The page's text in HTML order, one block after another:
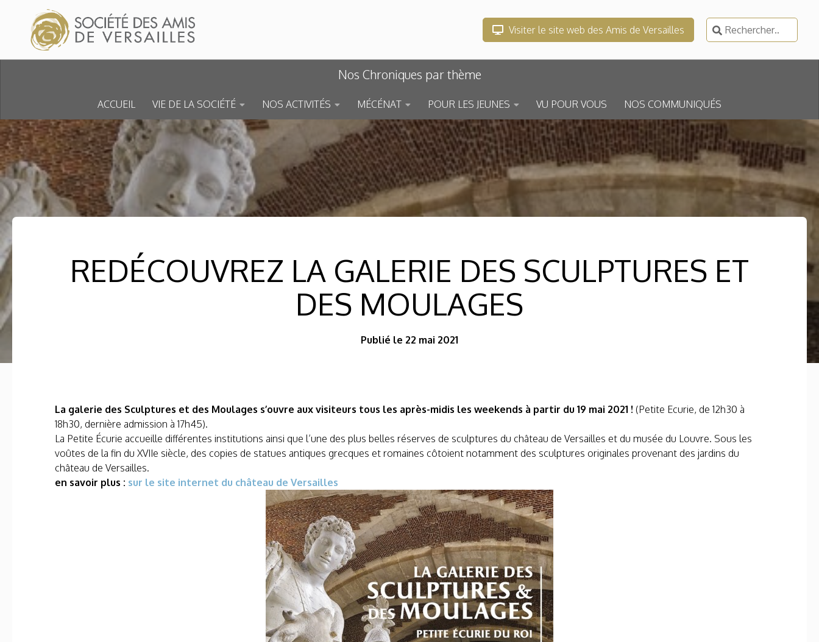
Skip to content
Visiter le site web des Amis de Versailles
Rechercher :
Nos Chroniques par thème
ACCUEIL VIE DE LA SOCIÉTÉ NOS ACTIVITÉS MÉCÉNAT POUR LES JEUNES VU POUR VOUS NOS COMMUNIQUÉS
REDÉCOUVREZ LA GALERIE DES SCULPTURES ET
DES MOULAGES
Publié le 22 mai 2021
La galerie des Sculptures et des Moulages s’ouvre aux visiteurs tous les après-midis les weekends à partir du 19 mai 2021 ! (Petite Ecurie, de 12h30 à
18h30, dernière admission à 17h45).
La Petite Écurie accueille différentes institutions ainsi que l’une des plus belles réserves de sculptures du château de Versailles et du musée du Louvre. Sous les
voûtes de la fin du XVIIe siècle, des copies de statues antiques grecques et romaines côtoient notamment des sculptures originales provenant des jardins du
château de Versailles.
en savoir plus : sur le site internet du château de Versailles